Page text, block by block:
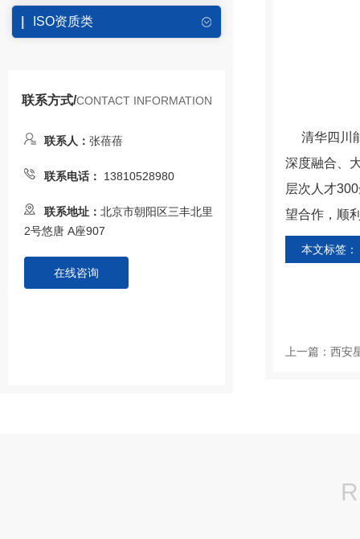
ISO资质类
联系方式/CONTACT INFORMATION
联系人： 张蓓蓓
联系电话： 13810528980
联系地址： 北京市朝阳区三丰北里
2号悠唐 A座907
在线咨询
清华四川
深度融合、
层次人才
望合作，顺
本文标签：
上一篇： 西安